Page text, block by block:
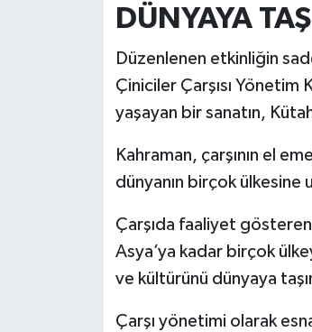
DÜNYAYA
Düzenlenen etkinliğin
Çiniciler Çarşısı Yönetim
yaşayan bir sanatın,
Kahraman, çarşının el
dünyanın birçok ülkesine
Çarşıda faaliyet
Asya’ya kadar birçok
ve kültürünü dünyaya
Çarşı yönetimi olarak